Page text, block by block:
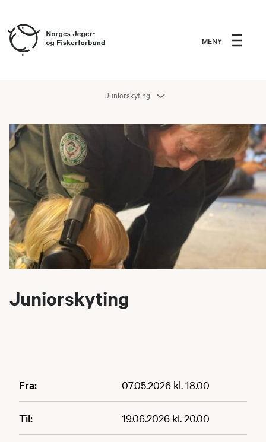
MENY
Juniorskyting
Juniorskyting
Fra: 07.05.2026 kl. 18.00
Til: 19.06.2026 kl. 20.00